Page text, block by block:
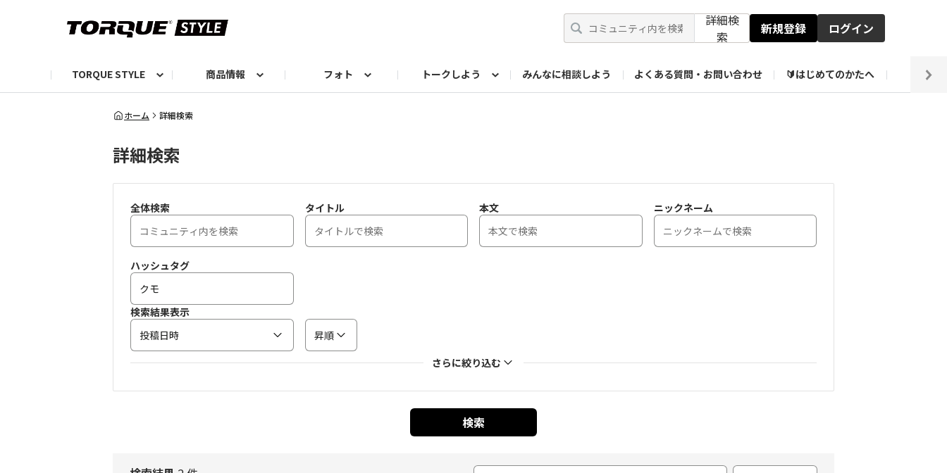
詳細検
索
新規登録 ログイン
TORQUE STYLE
お知らせ TORQUIZ【投票企画】
商品情報
TORQUEニュース
フォト
TORQUEフォト
トークしよう
自己紹介しよう
みんなに相談しよう よくある質問・お問い合わせ 🔰はじめてのかたへ 編集
編集部の日常フォト
ホーム 詳細検索
詳細検索
全体検索 タイトル 本文 ニックネーム
ハッシュタグ
検索結果表示
投稿日時
昇順
さらに絞り込む
検索